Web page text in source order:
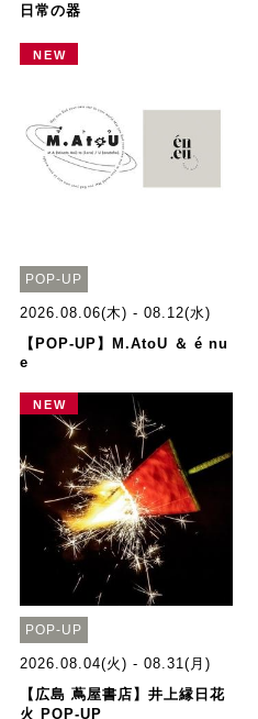
日常の器
NEW
POP-UP
2026.08.06(木) - 08.12(水)
【POP-UP】M.AtoU ＆ é nu
e
NEW
POP-UP
2026.08.04(火) - 08.31(月)
【広島 蔦屋書店】井上縁日花
火 POP-UP